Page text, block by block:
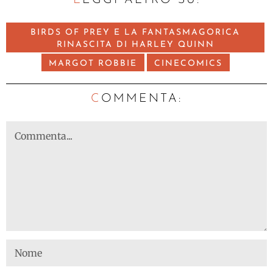
BIRDS OF PREY E LA FANTASMAGORICA
RINASCITA DI HARLEY QUINN
MARGOT ROBBIE CINECOMICS
C OMMENTA: